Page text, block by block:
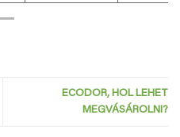
ECODOR, HOL LEHET
MEGVÁSÁROLNI?